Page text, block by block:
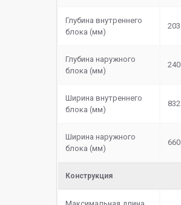
Глубина внутреннего
блока (мм)
203
Глубина наружного
блока (мм)
240
Ширина внутреннего
блока (мм)
832
Ширина наружного
блока (мм)
660
Конструкция